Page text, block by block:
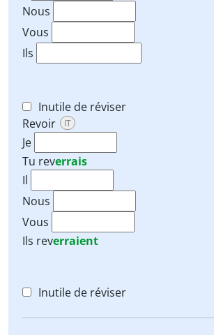
Nous
Vous
Ils
Inutile de réviser
Revoir
IT
Je
Tu reverrais
Il
Nous
Vous
Ils reverraient
Inutile de réviser